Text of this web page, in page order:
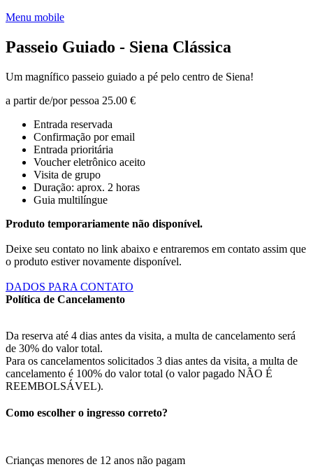
Menu mobile
Passeio Guiado - Siena Clássica
Um magnífico passeio guiado a pé pelo centro de Siena!
a partir de/por pessoa 25.00 €
Entrada reservada
Confirmação por email
Entrada prioritária
Voucher eletrônico aceito
Visita de grupo
Duração: aprox. 2 horas
Guia multilíngue
Produto temporariamente não disponível.
Deixe seu contato no link abaixo e entraremos em contato assim que
o produto estiver novamente disponível.
DADOS PARA CONTATO
Política de Cancelamento
Da reserva até 4 dias antes da visita, a multa de cancelamento será
de 30% do valor total.
Para os cancelamentos solicitados 3 dias antes da visita, a multa de
cancelamento é 100% do valor total (o valor pagado NÃO É
REEMBOLSÁVEL).
Como escolher o ingresso correto?
Crianças menores de 12 anos não pagam